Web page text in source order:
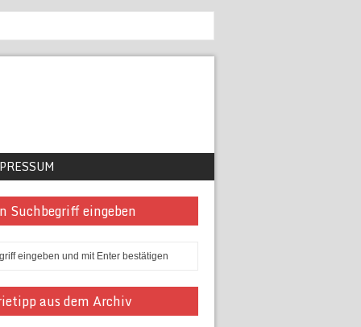
Suchbegriff eingeben
aus dem Archiv